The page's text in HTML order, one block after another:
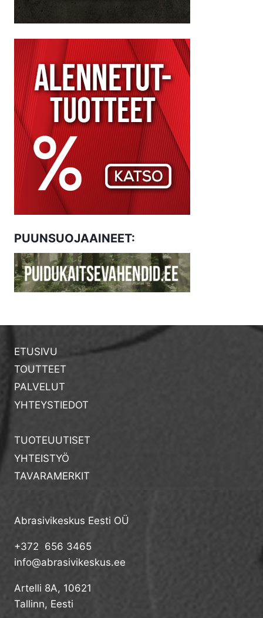
PUUNSUOJAAINEET:
ETUSIVU
TOUTTEET
PALVELUT
YHTEYSTIEDOT
TUOTEUUTISET
YHTEISTYÖ
TAVARAMERKIT
Abrasivikeskus Eesti OÜ
+372 656 3465
info@abrasivikeskus.ee
Artelli 8A, 10621
Tallinn, Eesti